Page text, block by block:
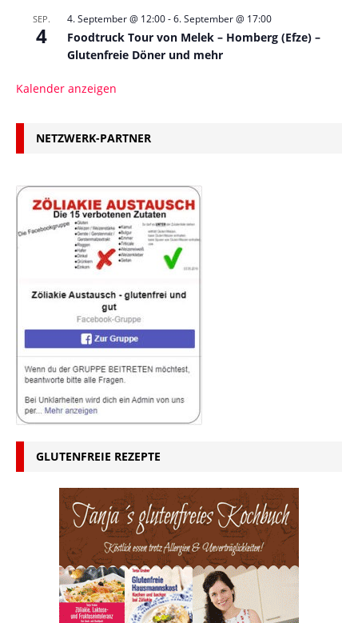
SEP.
4
4. September @ 12:00-6. September @ 17:00
Foodtruck Tour von Melek – Homberg (Efze) –
Glutenfreie Döner und mehr
Kalender anzeigen
NETZWERK-PARTNER
GLUTENFREIE REZEPTE